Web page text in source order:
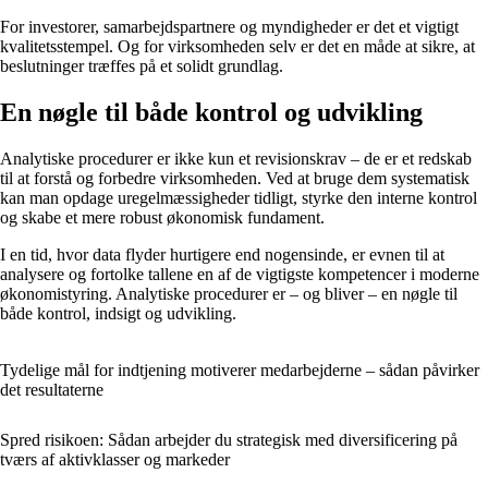
For investorer, samarbejdspartnere og myndigheder er det et vigtigt
kvalitetsstempel. Og for virksomheden selv er det en måde at sikre, at
beslutninger træffes på et solidt grundlag.
En nøgle til både kontrol og udvikling
Analytiske procedurer er ikke kun et revisionskrav – de er et redskab
til at forstå og forbedre virksomheden. Ved at bruge dem systematisk
kan man opdage uregelmæssigheder tidligt, styrke den interne kontrol
og skabe et mere robust økonomisk fundament.
I en tid, hvor data flyder hurtigere end nogensinde, er evnen til at
analysere og fortolke tallene en af de vigtigste kompetencer i moderne
økonomistyring. Analytiske procedurer er – og bliver – en nøgle til
både kontrol, indsigt og udvikling.
Tydelige mål for indtjening motiverer medarbejderne – sådan påvirker
det resultaterne
Spred risikoen: Sådan arbejder du strategisk med diversificering på
tværs af aktivklasser og markeder